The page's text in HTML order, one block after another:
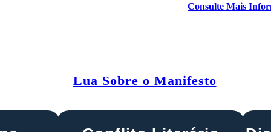
Consulte Mais
Lua Sobre o Manifesto